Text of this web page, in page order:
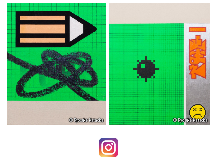
© Ryosuke Kataoka © Ryosuke Kataoka